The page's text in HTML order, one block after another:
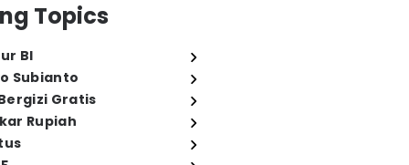
Topics
BI
Subianto
Gratis
Rupiah